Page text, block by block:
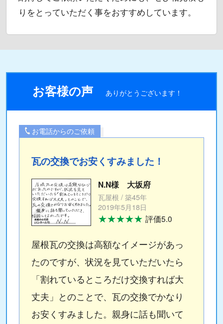
りをとっていただく事をおすすめしています。
お客様の声 ありがとうございます！
お電話からのご依頼
瓦の交換でお安くすみました！
N.N様 大坂府
瓦屋根 / 築45年
2019年5月18日
★★★★★ 評価5.0
屋根瓦の交換は高額なイメージがあっ
たのですが、状況を見ていただいたら
「割れているところだけ交換すれば大
丈夫」とのことで、瓦の交換でかなり
お安くすみました。親身に話も聞いて